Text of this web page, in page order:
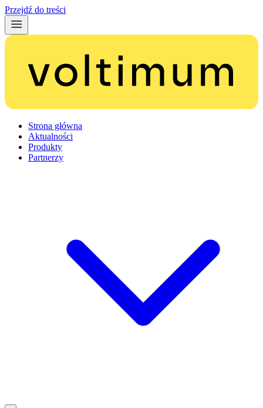
Przejdź do treści
Strona główna
Aktualności
Produkty
Partnerzy